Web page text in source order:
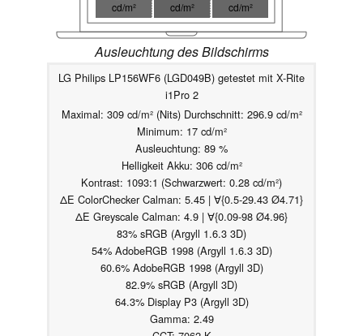
cd/m²
cd/m²
cd/m²
Ausleuchtung des Bildschirms
LG Philips LP156WF6 (LGD049B) getestet mit X-Rite
i1Pro 2
Maximal: 309 cd/m² (Nits) Durchschnitt: 296.9 cd/m²
Minimum: 17 cd/m²
Ausleuchtung: 89 %
Helligkeit Akku: 306 cd/m²
Kontrast: 1093:1 (Schwarzwert: 0.28 cd/m²)
ΔE ColorChecker Calman: 5.45 | ∀{0.5-29.43 Ø4.71}
ΔE Greyscale Calman: 4.9 | ∀{0.09-98 Ø4.96}
83% sRGB (Argyll 1.6.3 3D)
54% AdobeRGB 1998 (Argyll 1.6.3 3D)
60.6% AdobeRGB 1998 (Argyll 3D)
82.9% sRGB (Argyll 3D)
64.3% Display P3 (Argyll 3D)
Gamma: 2.49